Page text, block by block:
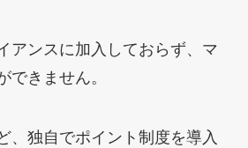
アンスに加入しておらず、マ
できません。
、独自でポイント制度を導入